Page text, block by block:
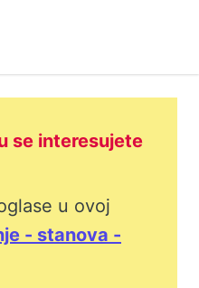
se interesujete
u ovoj
- stanova -